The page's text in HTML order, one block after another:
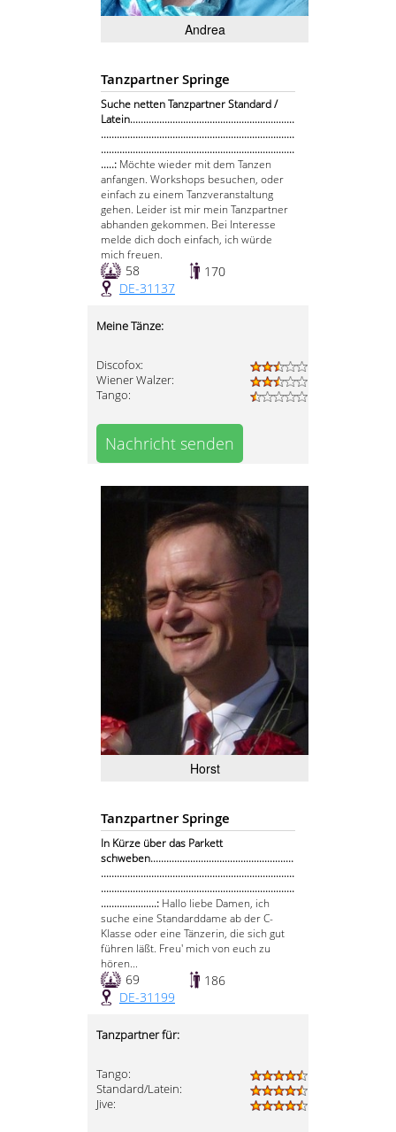
Andrea
Tanzpartner Springe
Suche netten Tanzpartner Standard /
Latein..............................................................
.........................................................................
.........................................................................
.....: Möchte wieder mit dem Tanzen
anfangen. Workshops besuchen, oder
einfach zu einem Tanzveranstaltung
gehen. Leider ist mir mein Tanzpartner
abhanden gekommen. Bei Interesse
melde dich doch einfach, ich würde
mich freuen.
58
170
DE-31137
Meine Tänze:
Discofox:
Wiener Walzer:
Tango:
Nachricht senden
Horst
Tanzpartner Springe
In Kürze über das Parkett
schweben......................................................
.........................................................................
.........................................................................
.....................: Hallo liebe Damen, ich
suche eine Standarddame ab der C-
Klasse oder eine Tänzerin, die sich gut
führen läßt. Freu' mich von euch zu
hören...
69
186
DE-31199
Tanzpartner für:
Tango:
Standard/Latein:
Jive: